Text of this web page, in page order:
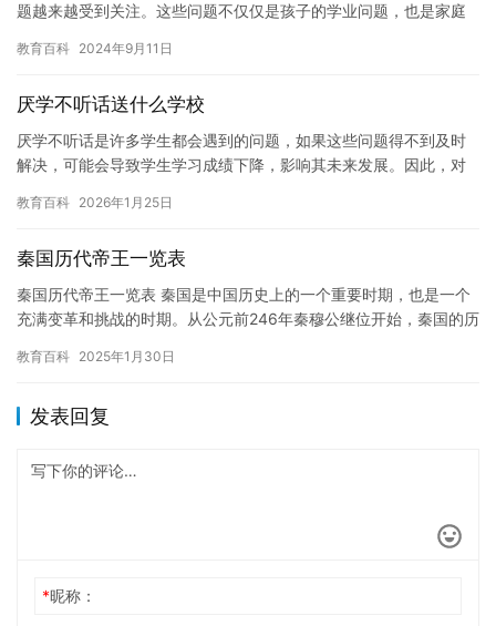
题越来越受到关注。这些问题不仅仅是孩子的学业问题，也是家庭
原因…
教育百科 2024年9月11日
厌学不听话送什么学校
厌学不听话是许多学生都会遇到的问题，如果这些问题得不到及时
解决，可能会导致学生学习成绩下降，影响其未来发展。因此，对
话的…
教育百科 2026年1月25日
秦国历代帝王一览表
秦国历代帝王一览表 秦国是中国历史上的一个重要时期，也是一个
充满变革和挑战的时期。从公元前246年秦穆公继位开始，秦国的历
教育百科 2025年1月30日
发表回复
*昵称：